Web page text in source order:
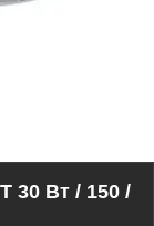
30 Вт / 150 /